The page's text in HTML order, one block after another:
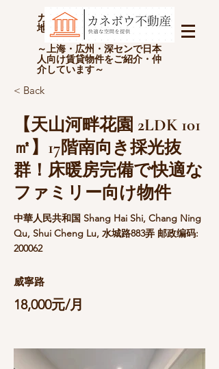
カネボウ不動産(上海金坊房
地产经纪有限公司)
～上海・広州・深センで日本
人向け賃貸物件をご紹介・仲
介しています～
< Back
【天山河畔花園 2LDK 101
㎡】17階南向き採光抜
群！床暖房完備で快適な
ファミリー向け物件
中華人民共和国 Shang Hai Shi, Chang Ning
Qu, Shui Cheng Lu, 水城路883弄 邮政编码:
200062
威寧路
18,000元/月